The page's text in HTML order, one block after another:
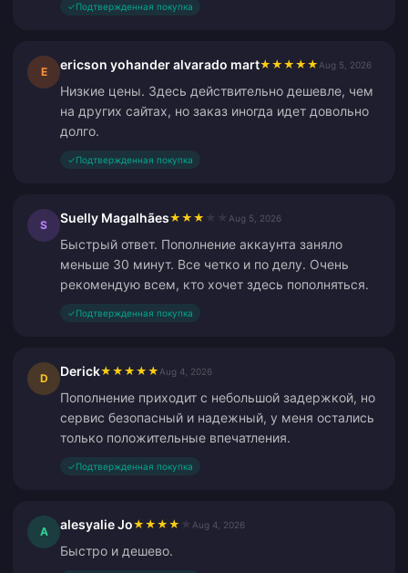
✓Подтвержденная покупка
E ericson yohander alvarado mart★ ★ ★ ★ ★ Aug 5, 2026
Низкие цены. Здесь действительно дешевле, чем
на других сайтах, но заказ иногда идет довольно
долго.
✓Подтвержденная покупка
S Suelly Magalhães★ ★ ★ Aug 5, 2026
Быстрый ответ. Пополнение аккаунта заняло
меньше 30 минут. Все четко и по делу. Очень
рекомендую всем, кто хочет здесь пополняться.
✓Подтвержденная покупка
D Derick★ ★ ★ ★ ★ Aug 4, 2026
Пополнение приходит с небольшой задержкой, но
сервис безопасный и надежный, у меня остались
только положительные впечатления.
✓Подтвержденная покупка
A alesyalie Jo★ ★ ★ ★ Aug 4, 2026
Быстро и дешево.